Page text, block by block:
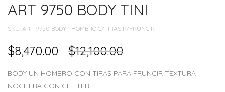
ART 9750 BODY TINI
SKU: ART 9750 BODY 1 HOMBRO C/TIRAS P/FRUNCIR
$12,100.00
$8,470.00
BODY UN HOMBRO CON TIRAS PARA FRUNCIR TEXTURA
NOCHERA CON GLITTER